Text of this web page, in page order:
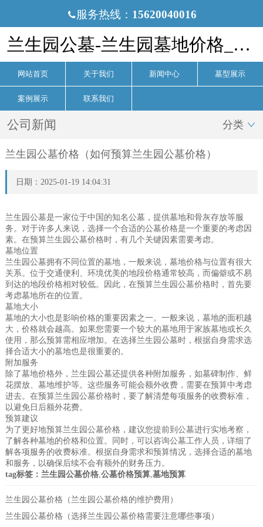
服务热线： 15620040016
兰生园公墓-兰生园墓地价格_电话-兰生园公墓官网
网站首页 关于我们 新闻中心 墓型展示
案例展示 联系我们
公司新闻 分类 
兰生园公墓价格（如何预算兰生园公墓价格）
日期：2025-01-19 14:04:31
兰生园公墓是一家位于中国的知名公墓，提供墓地和骨灰存放等服
务。对于许多人来说，选择一个合适的公墓价格是一个重要的考虑因
素。在预算兰生园公墓价格时，有几个关键因素需要考虑。
墓地位置
兰生园公墓拥有不同位置的墓地，一般来说，墓地价格与位置有很大
关系。位于交通便利、环境优美的地段价格通常较高，而偏僻或不易
到达的地段价格相对较低。因此，在预算兰生园公墓价格时，首先要
考虑墓地所在的位置。
墓地大小
墓地的大小也是影响价格的重要因素之一。一般来说，墓地的面积越
大，价格就会越高。如果您需要一个较大的墓地用于家族墓地或长久
使用，那么预算需相应增加。在选择兰生园公墓时，根据自身需求选
择合适大小的墓地也是很重要的。
附加服务
除了墓地价格外，兰生园公墓还提供各种附加服务，如墓碑制作、鲜
花摆放、墓地维护等。这些服务可能会额外收费，需要在预算中考虑
进去。在预算兰生园公墓价格时，要了解清楚每项服务的收费标准，
以避免日后额外花费。
预算建议
为了更好地预算兰生园公墓价格，建议您提前到公墓进行实地考察，
了解各种墓地的价格和位置。同时，可以咨询公墓工作人员，详细了
解各项服务的收费标准。根据自身需求和预算情况，选择合适的墓地
和服务，以确保后续不会有额外的财务压力。
tag标签： 兰生园公墓价格, 公墓价格预算, 墓地预算
兰生园公墓价格（兰生园公墓价格的维护费用）
兰生园公墓价格（选择兰生园公墓价格需要注意哪些事项）